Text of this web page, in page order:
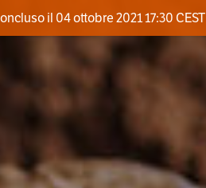
il 04 ottobre 2021 17:30 CEST